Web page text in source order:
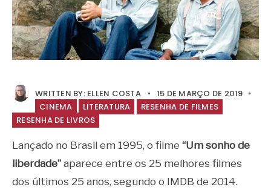
WRITTEN BY: ELLEN COSTA • 15 DE MARÇO DE 2019 •
CINEMA
LITERATURA
RESENHA DE FILMES
RESENHA DE LIVROS
Lançado no Brasil em 1995, o filme “Um sonho de
liberdade” aparece entre os 25 melhores filmes
dos últimos 25 anos, segundo o IMDB de 2014.